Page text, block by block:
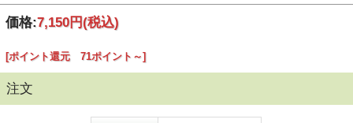
価格:7,150円(税込)
[ポイント還元 71ポイント～]
注文